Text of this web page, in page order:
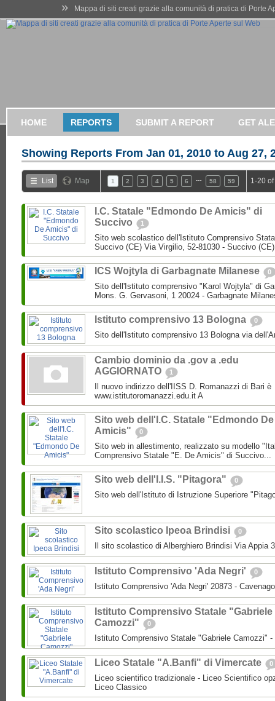
» Mappa di siti creati grazie alla comunità di pratica di Porte
HOME REPORTS SUBMIT A REPORT GET
Showing Reports From Jan 01, 2010 to Aug 27,
List Map 1 2 3 4 5 6 58 59 1-20
I.C. Statale "Edmondo De Amicis" di
Succivo
1
Sito web scolastico dell'Istituto Comprensivo
Succivo (CE) Via Virgilio, 52-81030 - Succivo
ICS Wojtyla di Garbagnate Milanese 0
Sito dell'Istituto comprensivo "Karol Wojtyla" di
Mons. G. Gervasoni, 1 20024 - Garbagnate
Istituto comprensivo 13 Bologna 0
Sito dell'Istituto comprensivo 13 Bologna via
Cambio dominio da .gov a .edu
AGGIORNATO
1
Il nuovo indirizzo dell'IISS D. Romanazzi di Bari è
www.istitutoromanazzi.edu.it A
Sito web dell'I.C. Statale "Edmondo De
Amicis"
0
Sito web in allestimento, realizzato su modello
Comprensivo Statale "E. De Amicis" di Succivo...
Sito web dell'I.I.S. "Pitagora" 0
Sito web dell'Istituto di Istruzione Superiore
Sito scolastico Ipeoa Brindisi 0
Il sito scolastico di Alberghiero Brindisi Via Appia
Istituto Comprensivo 'Ada Negri' 0
Istituto Comprensivo 'Ada Negri' 20873 -
Istituto Comprensivo Statale "Gabriele
Camozzi"
0
Istituto Comprensivo Statale "Gabriele Camozzi"
Liceo Statale "A.Banfi" di Vimercate 0
Liceo scientifico tradizionale - Liceo Scientifico
Liceo Classico